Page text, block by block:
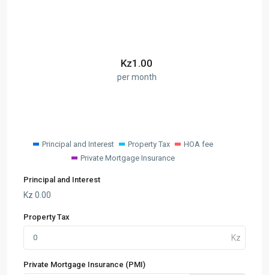
Kz1.00
per month
Principal and Interest Property Tax
HOA fee
Private Mortgage Insurance
Principal and Interest
Kz 0.00
Property Tax
Private Mortgage Insurance (PMI)